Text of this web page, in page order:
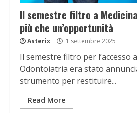
Il semestre filtro a
più che un’opportunità
Asterix 1 settembre 2025
Il semestre filtro per l’accesso
Odontoiatria era stato
strumento per restituire...
Read More